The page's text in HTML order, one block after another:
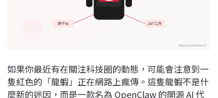
如果你最近有在關注科技圈的動態，可能會注意到一
隻紅色的「龍蝦」正在網路上瘋傳。這隻龍蝦不是什
麼新的迷因，而是一款名為 OpenClaw 的開源 AI 代